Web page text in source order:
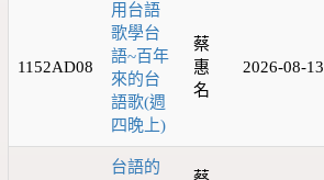
1152AD08
用台語
歌學台
語~百年
來的台
語歌(週
四晚上)
蔡
惠
名
2026-08-13
台語的